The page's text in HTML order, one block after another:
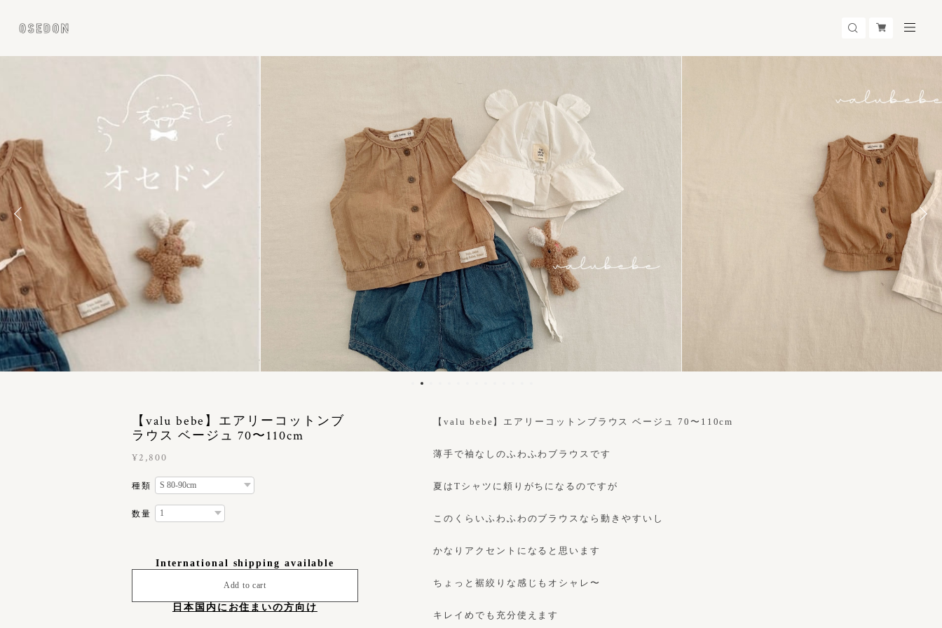
【valu bebe】エアリーコットンブ
ラウス ベージュ 70〜110cm
¥2,800
種類
数量
International shipping available
Add to cart
日本国内にお住まいの方向け
【valu bebe】エアリーコットンブラウス ベージュ 70〜110cm
薄手で袖なしのふわふわブラウスです
夏はTシャツに頼りがちになるのですが
このくらいふわふわのブラウスなら動きやすいし
かなりアクセントになると思います
ちょっと裾絞りな感じもオシャレ〜
キレイめでも充分使えます